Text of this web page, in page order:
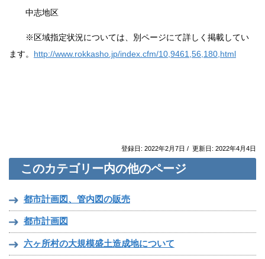
中志地区
※区域指定状況については、別ページにて詳しく掲載してい
ます。 http://www.rokkasho.jp/index.cfm/10,9461,56,180,html
登録日: 2022年2月7日 / 更新日: 2022年4月4日
このカテゴリー内の他のページ
都市計画図、管内図の販売
都市計画図
六ヶ所村の⼤規模盛⼟造成地について